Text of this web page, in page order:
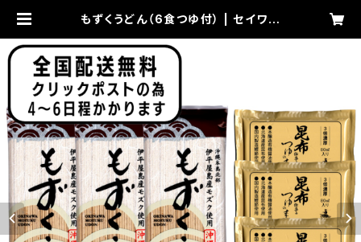
もずくうどん（6食つゆ付） | セイワ食